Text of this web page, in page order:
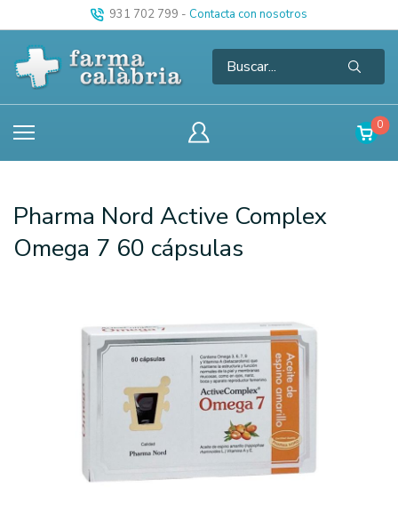
931 702 799 - Contacta con nosotros
0
Pharma Nord Active Complex
Omega 7 60 cápsulas